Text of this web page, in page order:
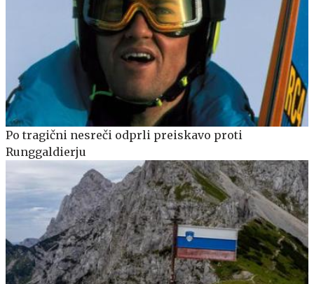
Po tragični nesreči odprli preiskavo proti
Runggaldierju